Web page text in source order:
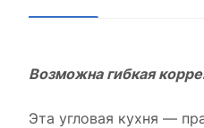
Возможна гибкая
Эта угловая кухня —